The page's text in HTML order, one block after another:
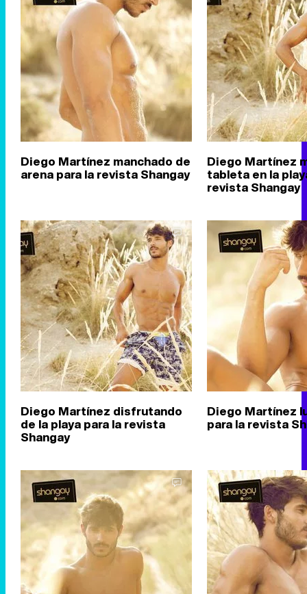
Diego Martínez manchado de
arena para la revista Shangay
Diego Martínez
tableta en la
revista Shangay
Diego Martínez disfrutando
de la playa para la revista
Shangay
Diego Martínez
para la revista